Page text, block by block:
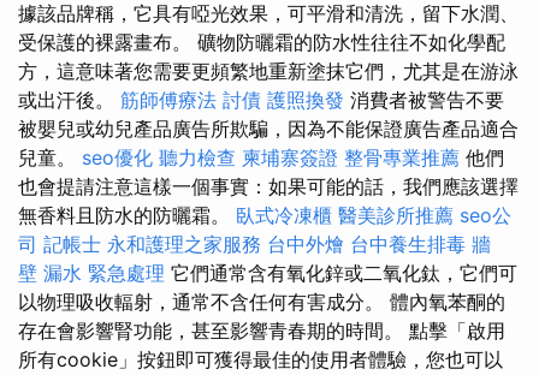
據該品牌稱，它具有啞光效果，可平滑和清洗，留下水潤、
受保護的裸露畫布。 礦物防曬霜的防水性往往不如化學配
方，這意味著您需要更頻繁地重新塗抹它們，尤其是在游泳
或出汗後。 筋師傅療法 討債 護照換發 消費者被警告不要
被嬰兒或幼兒產品廣告所欺騙，因為不能保證廣告產品適合
兒童。 seo優化 聽力檢查 柬埔寨簽證 整骨專業推薦 他們
也會提請注意這樣一個事實：如果可能的話，我們應該選擇
無香料且防水的防曬霜。 臥式冷凍櫃 醫美診所推薦 seo公
司 記帳士 永和護理之家服務 台中外燴 台中養生排毒 牆
壁 漏水 緊急處理 它們通常含有氧化鋅或二氧化鈦，它們可
以物理吸收輻射，通常不含任何有害成分。 體內氧苯酮的
存在會影響腎功能，甚至影響青春期的時間。 點擊「啟用
所有cookie」按鈕即可獲得最佳的使用者體驗，您也可以